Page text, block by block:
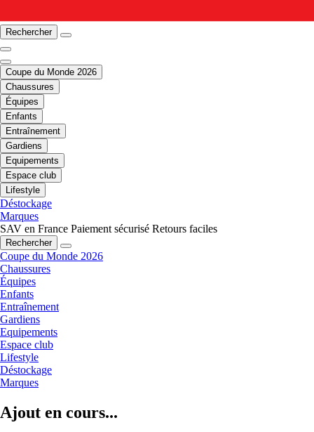
Rechercher
Coupe du Monde 2026
Chaussures
Équipes
Enfants
Entraînement
Gardiens
Equipements
Espace club
Lifestyle
Déstockage
Marques
SAV en France Paiement sécurisé Retours faciles
Rechercher
Coupe du Monde 2026
Chaussures
Équipes
Enfants
Entraînement
Gardiens
Equipements
Espace club
Lifestyle
Déstockage
Marques
Ajout en cours...